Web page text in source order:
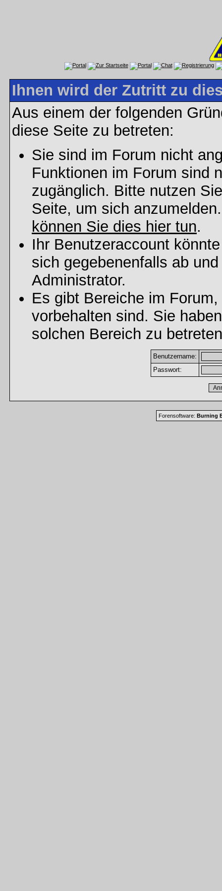
Ihnen wird der Zutritt zu
Aus einem der folgenden
diese Seite zu betreten:
Sie sind im Forum nicht
Funktionen im Forum sind
zugänglich. Bitte nutzen
Seite, um sich
können Sie dies hier tun.
Ihr Benutzeraccount
sich gegebenenfalls ab
Administrator.
Es gibt Bereiche im
vorbehalten sind. Sie
solchen Bereich zu
Benutzername:
Passwort:
Forensoftware: Burning